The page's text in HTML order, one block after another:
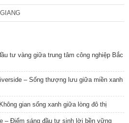
tư vàng giữa trung tâm công nghiệp Bắc
– Sống thượng lưu giữa miền xanh
gian sống xanh giữa lòng đô thị
– Điểm sáng đầu tư sinh lời bền vững